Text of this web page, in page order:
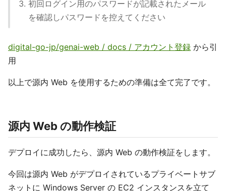
初回ログイン用のパスワードが記載されたメール
を確認しパスワードを控えてください
digital-go-jp/genai-web / docs / アカウント登録 から引
用
以上で源内 Web を使用するための準備は全て完了です。
源内 Web の動作検証
デプロイに成功したら、源内 Web の動作検証をします。
今回は源内 Web がデプロイされているプライベートサブ
ネットに Windows Server の EC2 インスタンスを立て